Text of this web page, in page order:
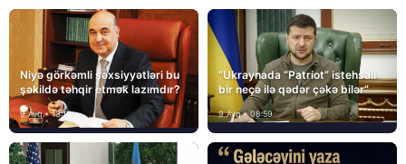
Niyə görkəmli şəxsiyyətləri bu
şəkildə təhqir etmək lazımdır?
9 Avq • 13:16
“Ukraynada “Patriot” istehsalı
bir neçə ilə qədər çəkə bilər”
9 Avq • 08:59